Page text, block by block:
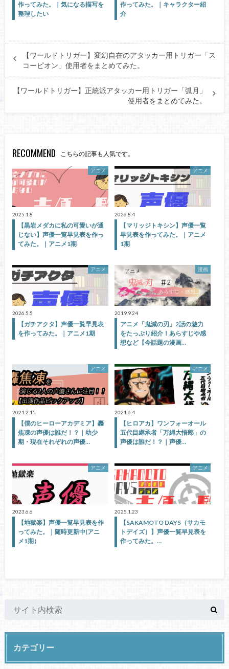
作ってみた。｜気になる描写を
整理したい
作ってみた。｜キャラクター紹
介
【ワールドトリガー】変幻自在のアタッカー用トリガー「ス
コーピオン」使用者をまとめてみた。
【ワールドトリガー】正統派アタッカー用トリガー「弧月」
使用者をまとめてみた。
RECOMMEND こちらの記事も人気です。
アニメ
2025.1.8
【黒岩メダカに私の可愛いが通
じない】声優一覧早見表を作っ
てみた。｜アニメ1期
アニメ
2026.8.4
【マリッジトキシン】声優一覧
早見表を作ってみた。｜アニメ
1期
アニメ
2026.5.5
【ガチアクタ】声優一覧早見表
を作ってみた。｜アニメ1期
漫画
2019.9.24
アニメ「鬼滅の刃」2話の魅力
をたっぷり紹介！あらすじや感
想など【今話題の漫画…
アニメ
2021.2.15
【僕のヒーローアカデミア】轟
焦凍の声優は誰だ！？｜幼少
期・現在それぞれの声優…
アニメ
2021.6.4
【ヒロアカ】ワンフォーオール
五代目継承者「万縄大悟郎」の
声優は誰だ！？｜声優…
アニメ
2023.6.6
【地獄楽】声優一覧早見表を作
ってみた。｜随時更新中(アニ
メ1期）
アニメ
2025.1.23
【SAKAMOTO DAYS（サカモ
トデイズ）】声優一覧早見表を
作ってみた。…
カテゴリー